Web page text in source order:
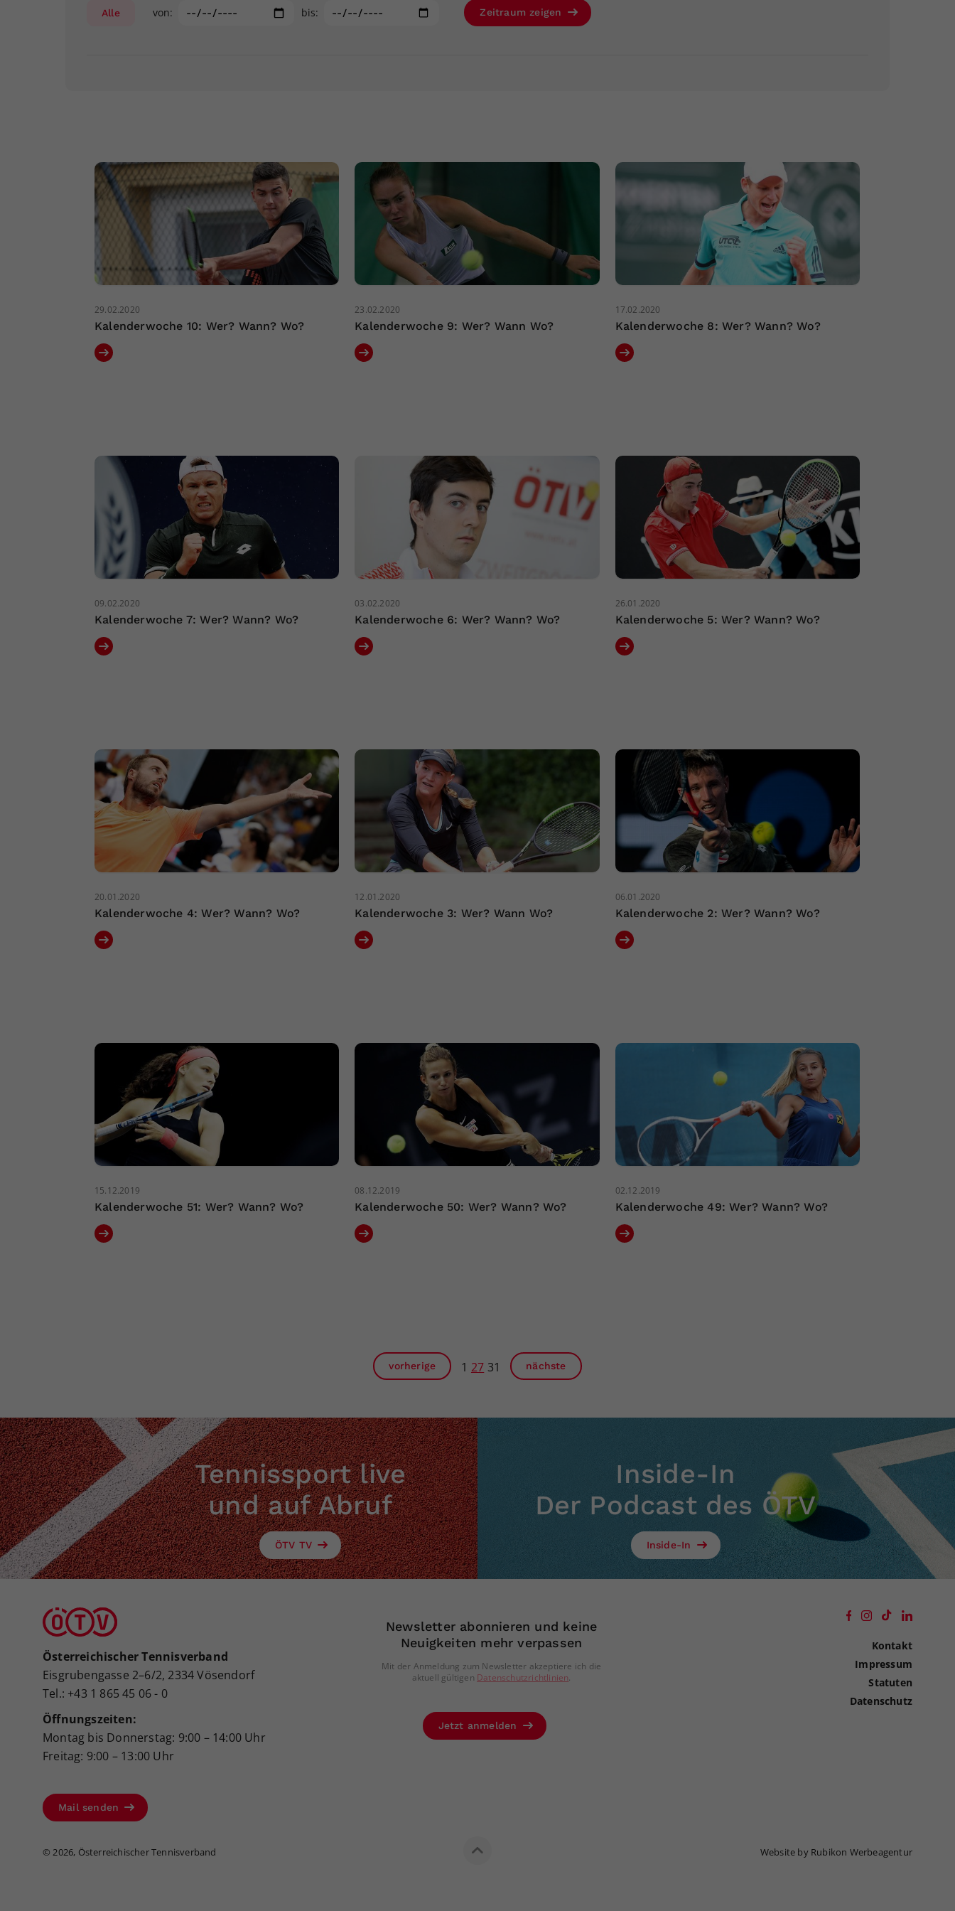
Alle von: bis: Zeitraum zeigen
29.02.2020
Kalenderwoche 10: Wer? Wann? Wo?
23.02.2020
Kalenderwoche 9: Wer? Wann Wo?
17.02.2020
Kalenderwoche 8: Wer? Wann? Wo?
09.02.2020
Kalenderwoche 7: Wer? Wann? Wo?
03.02.2020
Kalenderwoche 6: Wer? Wann? Wo?
26.01.2020
Kalenderwoche 5: Wer? Wann? Wo?
20.01.2020
Kalenderwoche 4: Wer? Wann? Wo?
12.01.2020
Kalenderwoche 3: Wer? Wann Wo?
06.01.2020
Kalenderwoche 2: Wer? Wann? Wo?
15.12.2019
Kalenderwoche 51: Wer? Wann? Wo?
08.12.2019
Kalenderwoche 50: Wer? Wann? Wo?
02.12.2019
Kalenderwoche 49: Wer? Wann? Wo?
vorherige 1 27 31 nächste
Tennissport live
und auf Abruf
ÖTV TV
Inside-In
Der Podcast des ÖTV
Inside-In
Österreichischer Tennisverband
Eisgrubengasse 2–6/2, 2334 Vösendorf
Tel.: +43 1 865 45 06 - 0
Öffnungszeiten:
Montag bis Donnerstag: 9:00 – 14:00 Uhr
Freitag: 9:00 – 13:00 Uhr
Mail senden
Newsletter abonnieren und keine
Neuigkeiten mehr verpassen
Mit der Anmeldung zum Newsletter akzeptiere ich die
aktuell gültigen Datenschutzrichtlinien.
Jetzt anmelden
Kontakt
Impressum
Statuten
Datenschutz
© 2026, Österreichischer Tennisverband Website by Rubikon Werbeagentur
Ihrer vorgenommen Einstellungen, falls der